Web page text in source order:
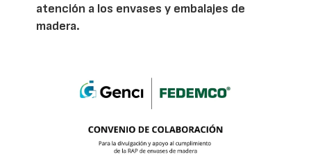
atención a los envases y embalajes de
madera.